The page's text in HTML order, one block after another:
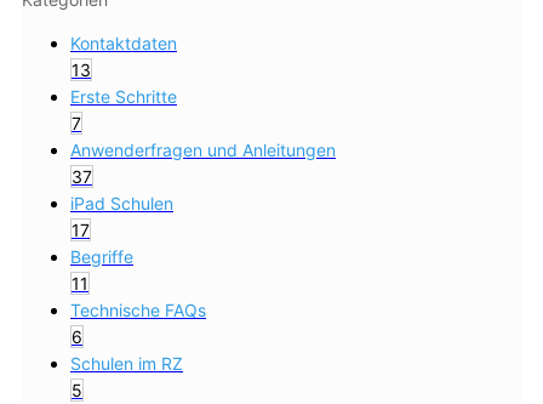
Kontaktdaten
13
Erste Schritte
7
Anwenderfragen und Anleitungen
37
iPad Schulen
17
Begriffe
11
Technische FAQs
6
Schulen im RZ
5